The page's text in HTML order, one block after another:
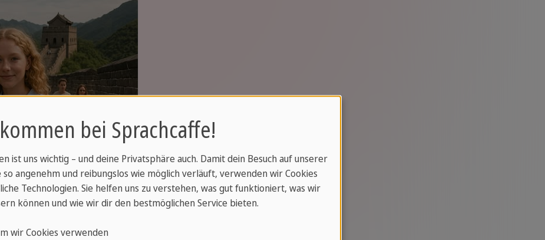
Teehäuser und
Reise
bei Sprachcaffe!
ist uns wichtig – und deine Privatsphäre auch. Damit dein Besuch auf unserer
so angenehm und reibungslos wie möglich verläuft, verwenden wir Cookies
Technologien. Sie helfen uns zu verstehen, was gut funktioniert, was wir
können und wie wir dir den bestmöglichen Service bieten.
wir Cookies verwenden